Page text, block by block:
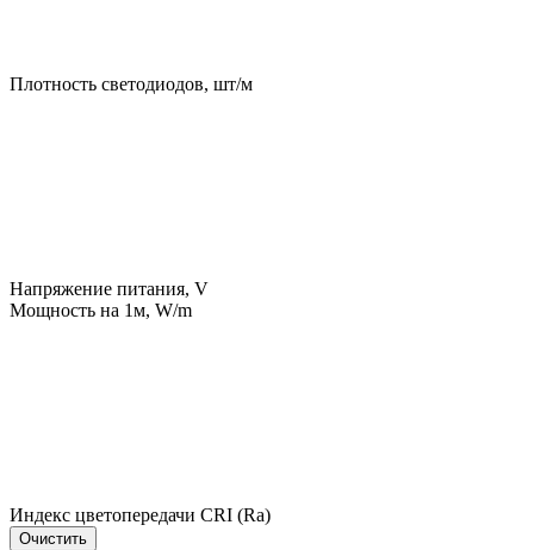
Плотность светодиодов, шт/м
Напряжение питания, V
Мощность на 1м, W/m
Индекс цветопередачи CRI (Ra)
Очистить